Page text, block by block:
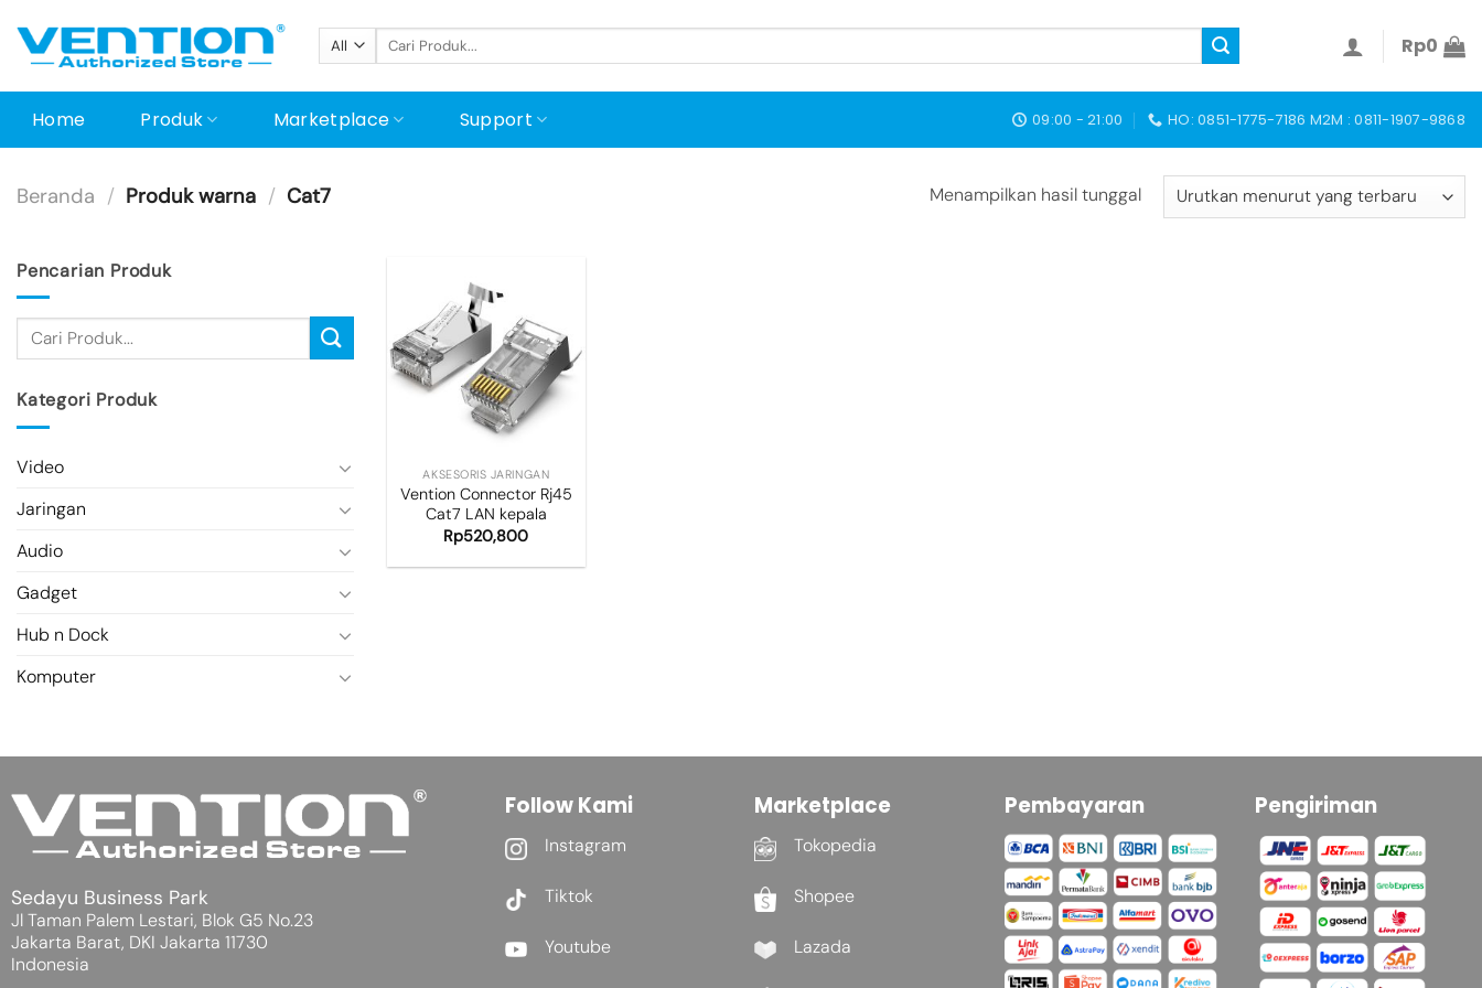
content
Pencarian
Rp0
Home Produk Marketplace Support 09:00 - 21:00 HO: 0851-1775-7186 M2M : 0811-1907-9868
Beranda / Produk warna / Cat7 Menampilkan hasil tunggal
Pencarian Produk
Kategori Produk
Video
Jaringan
Audio
Gadget
Hub n Dock
Komputer
Add to
wishlist
AKSESORIS JARINGAN
Vention Connector Rj45
Cat7 LAN kepala
Rp520,800
Sedayu Business Park
Jl Taman Palem Lestari, Blok G5 No.23
Jakarta Barat, DKI Jakarta 11730
Indonesia
Follow Kami
Instagram
Tiktok
Youtube
Marketplace
Tokopedia
Shopee
Lazada
Pembayaran Pengiriman